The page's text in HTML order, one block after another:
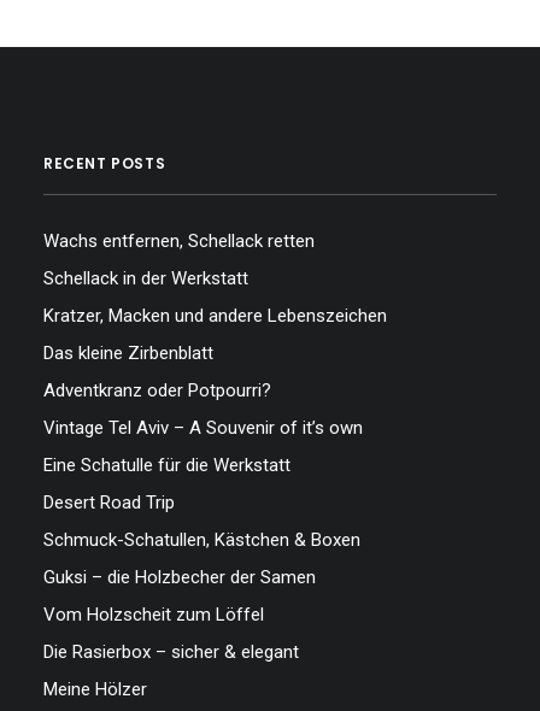
RECENT POSTS
Wachs entfernen, Schellack retten
Schellack in der Werkstatt
Kratzer, Macken und andere Lebenszeichen
Das kleine Zirbenblatt
Adventkranz oder Potpourri?
Vintage Tel Aviv – A Souvenir of it’s own
Eine Schatulle für die Werkstatt
Desert Road Trip
Schmuck-Schatullen, Kästchen & Boxen
Guksi – die Holzbecher der Samen
Vom Holzscheit zum Löffel
Die Rasierbox – sicher & elegant
Meine Hölzer